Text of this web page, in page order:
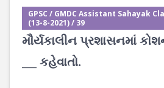
GPSC / GMDC Assistant Sahayak
(13-8-2021) / 39
મૌર્યકાલીન પ્રશાસનમાં
___ કહેવાતો.